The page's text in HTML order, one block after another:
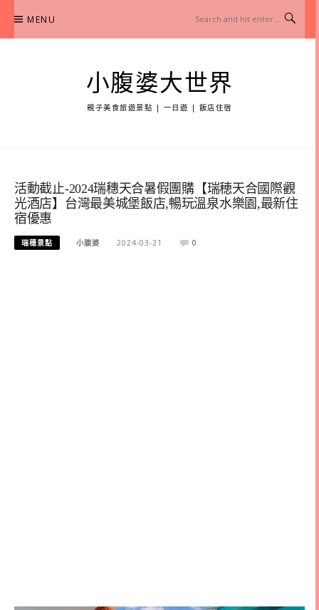
content
MENU
小腹婆大世界
親子美食旅遊景點 | 一日遊 | 飯店住宿
活動截止-2024瑞穗天合暑假團購【瑞穂天合國際觀
光酒店】台灣最美城堡飯店,暢玩溫泉水樂園,最新住
宿優惠
瑞穗景點 小腹婆 2024-03-21 0